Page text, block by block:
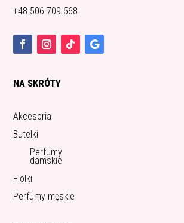
+48 506 709 568
NA SKRÓTY
Akcesoria
Butelki
Perfumy
damskie
Fiolki
Perfumy męskie